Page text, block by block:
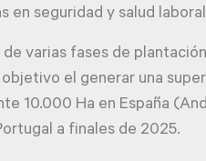
en seguridad y salud
varias fases de
el generar una
10.000 Ha en España
a finales de 2025.